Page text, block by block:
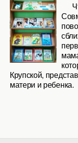
Крупской,
матери и ребенка.